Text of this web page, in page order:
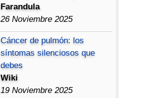
Farandula
26 Noviembre 2025
Cáncer de pulmón: los
síntomas silenciosos que
debes
Wiki
19 Noviembre 2025